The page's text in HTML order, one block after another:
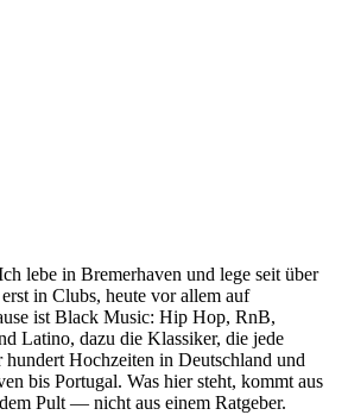
lebe in Bremerhaven und lege seit über
in Clubs, heute vor allem auf
ist Black Music: Hip Hop, RnB,
Latino, dazu die Klassiker, die jede
Hochzeiten in Deutschland und
bis Portugal. Was hier steht, kommt aus
Pult — nicht aus einem Ratgeber.